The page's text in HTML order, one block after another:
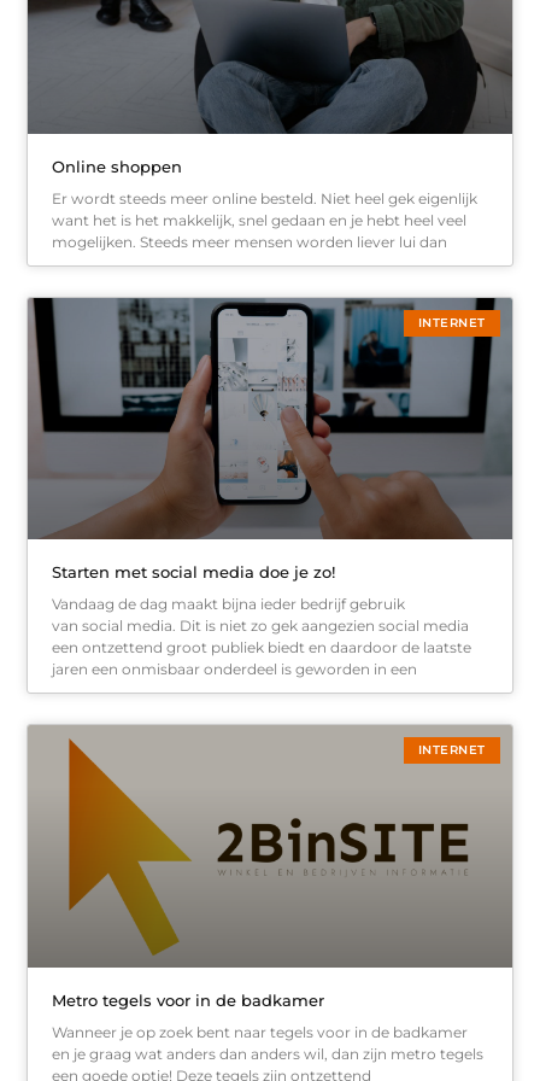
Online shoppen
Er wordt steeds meer online besteld. Niet heel gek eigenlijk
want het is het makkelijk, snel gedaan en je hebt heel veel
mogelijken. Steeds meer mensen worden liever lui dan
INTERNET
Starten met social media doe je zo!
Vandaag de dag maakt bijna ieder bedrijf gebruik
van social media. Dit is niet zo gek aangezien social media
een ontzettend groot publiek biedt en daardoor de laatste
jaren een onmisbaar onderdeel is geworden in een
INTERNET
Metro tegels voor in de badkamer
Wanneer je op zoek bent naar tegels voor in de badkamer
en je graag wat anders dan anders wil, dan zijn metro tegels
een goede optie! Deze tegels zijn ontzettend